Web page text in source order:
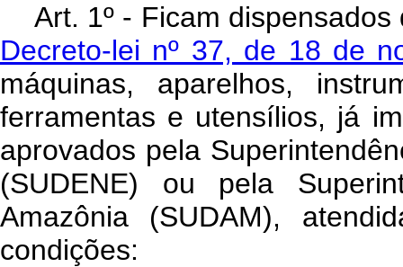
Art. 1º - Ficam
Decreto-lei nº 37, de 18 de
máquinas, aparelhos,
ferramentas e utensílios, já
aprovados pela
(SUDENE) ou pela
Amazônia (SUDAM),
condições: